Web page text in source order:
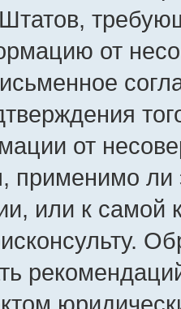
от
от
применимо ли
или к самой